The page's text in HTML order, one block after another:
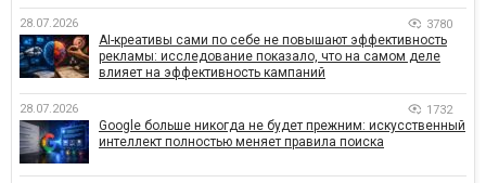
28.07.2026 3780
AI-креативы сами по себе не повышают эффективность
рекламы: исследование показало, что на самом деле
влияет на эффективность кампаний
28.07.2026 1732
Google больше никогда не будет прежним: искусственный
интеллект полностью меняет правила поиска